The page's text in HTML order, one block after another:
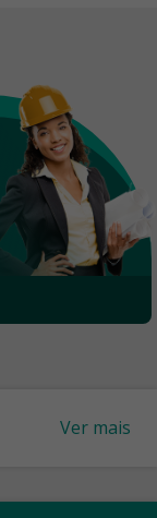
Ver mais